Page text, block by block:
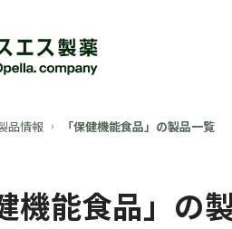
品情報 「保健機能食品」の製品一覧
機能食品」の